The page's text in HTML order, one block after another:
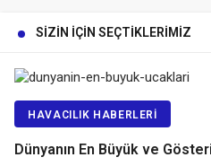
SIZIN İÇIN SEÇTIKLERIMIZ
HAVACILIK HABERLERI
Dünyanın En Büyük ve